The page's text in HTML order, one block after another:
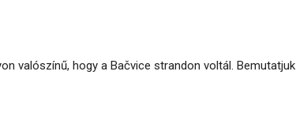
valószínű, hogy a Bačvice strandon voltál. Bemutatjuk